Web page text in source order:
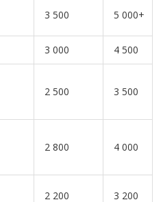
3 500 5 000+
3 000 4 500
2 500 3 500
2 800 4 000
2 200 3 200